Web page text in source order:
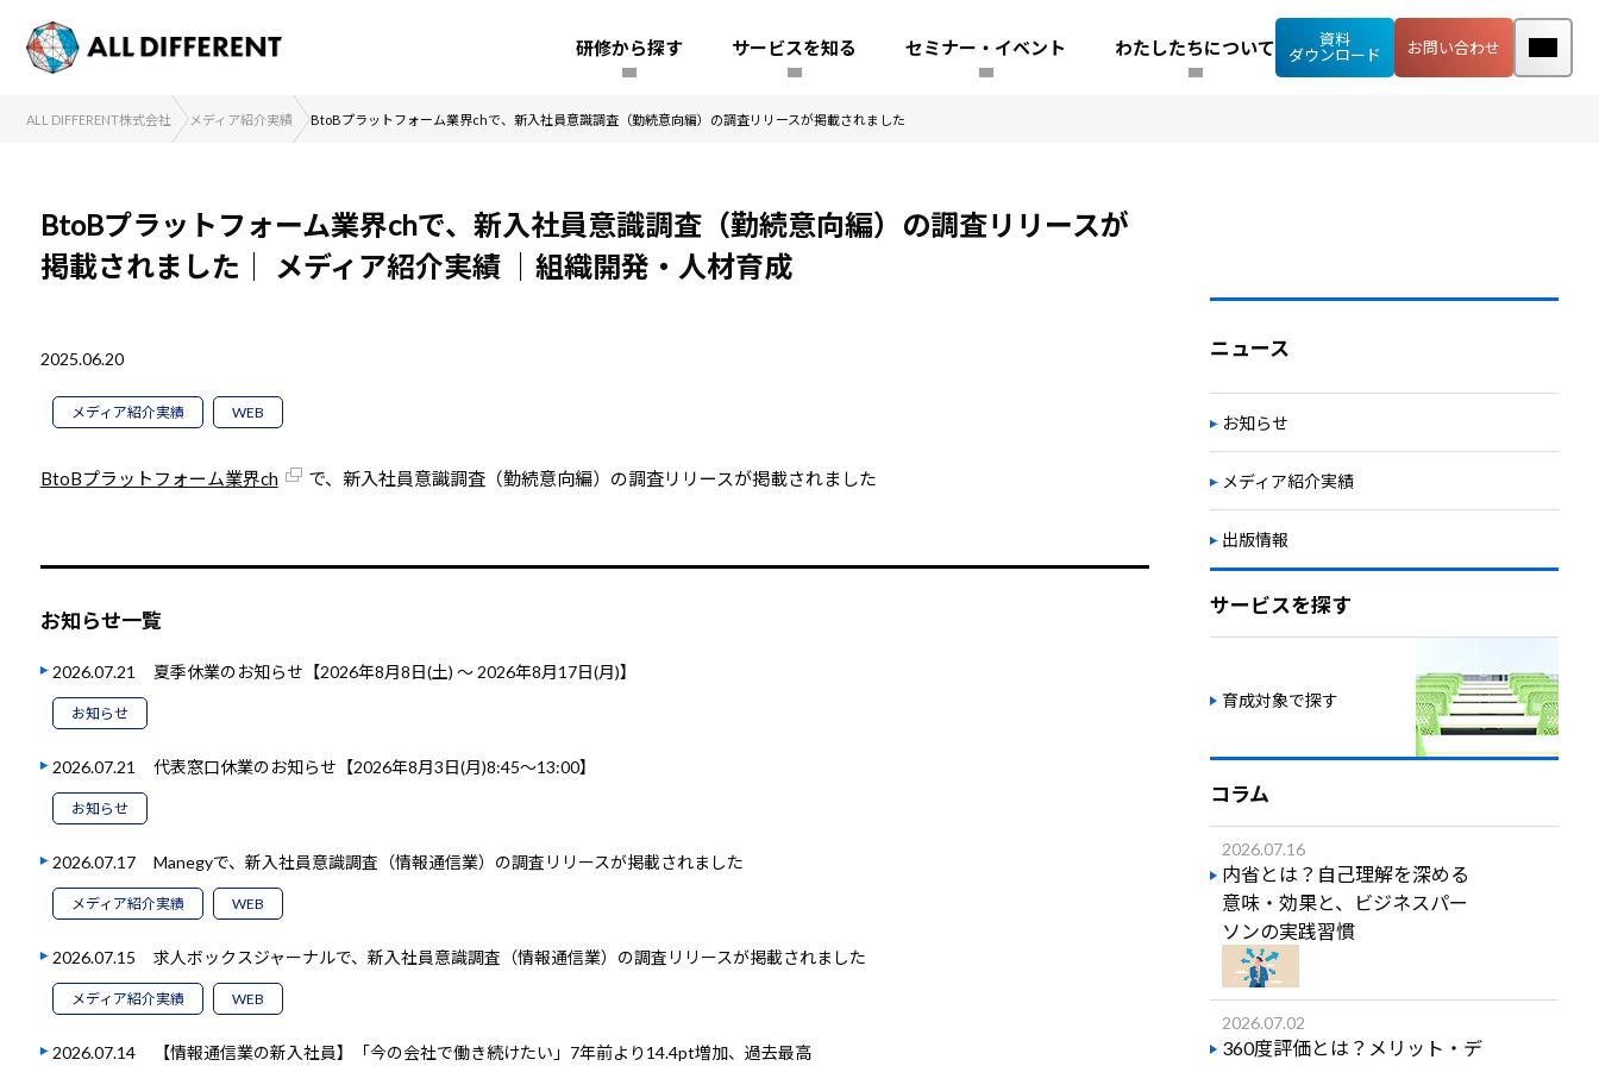
研修から探す サービスを知る セミナー・イベント わたしたちについて
資料
ダウンロード
お問い合わせ
ALL DIFFERENT株式会社 メディア紹介実績 BtoBプラットフォーム業界chで、新入社員意識調査（勤続意向編）の調査リリースが掲載されました
BtoBプラットフォーム業界chで、新入社員意識調査（勤続意向編）の調査リリースが
掲載されました｜ メディア紹介実績 ｜組織開発・人材育成
2025.06.20
メディア紹介実績 WEB
BtoBプラットフォーム業界ch で、新入社員意識調査（勤続意向編）の調査リリースが掲載されました
お知らせ一覧
2026.07.21 夏季休業のお知らせ【2026年8月8日(土) ～ 2026年8月17日(月)】
お知らせ
2026.07.21 代表窓口休業のお知らせ【2026年8月3日(月)8:45～13:00】
お知らせ
2026.07.17 Manegyで、新入社員意識調査（情報通信業）の調査リリースが掲載されました
メディア紹介実績 WEB
2026.07.15 求人ボックスジャーナルで、新入社員意識調査（情報通信業）の調査リリースが掲載されました
メディア紹介実績 WEB
2026.07.14 【情報通信業の新入社員】「今の会社で働き続けたい」7年前より14.4pt増加、過去最高
ニュース
お知らせ
メディア紹介実績
出版情報
サービスを探す
育成対象で探す
コラム
2026.07.16
内省とは？自己理解を深める
意味・効果と、ビジネスパー
ソンの実践習慣
2026.07.02
360度評価とは？メリット・デ